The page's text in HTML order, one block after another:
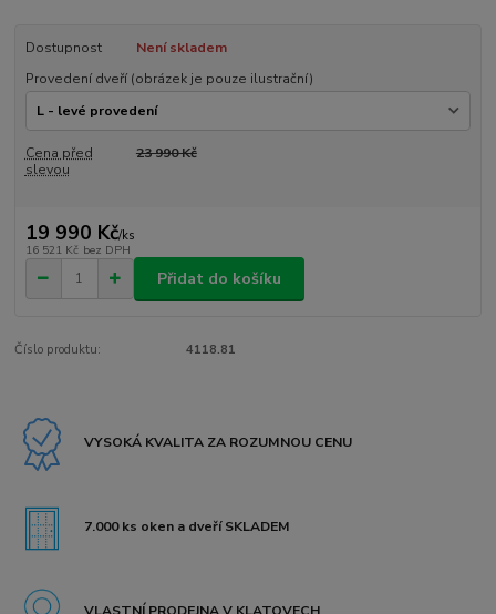
Dostupnost
Není skladem
Provedení dveří (obrázek je pouze ilustrační)
Cena před
slevou
23 990 Kč
19 990 Kč/ks
16 521 Kč bez DPH
Přidat do košíku
Číslo produktu: 4118.81
VYSOKÁ KVALITA ZA ROZUMNOU CENU
7.000 ks oken a dveří SKLADEM